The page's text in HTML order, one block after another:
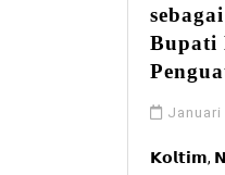
Bupati
Januari
𝗞𝗼𝗹𝘁𝗶𝗺,